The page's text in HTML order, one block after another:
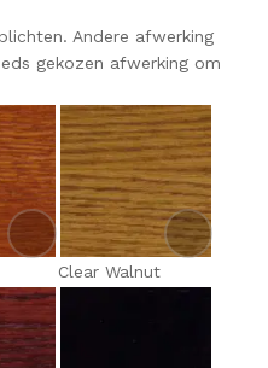
Andere afwerking
gekozen afwerking om
Clear Walnut